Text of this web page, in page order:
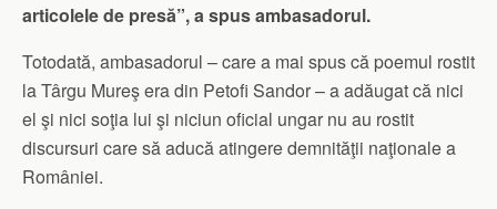
articolele de presă”, a spus ambasadorul.
Totodată, ambasadorul – care a mai spus că poemul rostit
la Târgu Mureş era din Petofi Sandor – a adăugat că nici
el şi nici soţia lui şi niciun oficial ungar nu au rostit
discursuri care să aducă atingere demnităţii naţionale a
României.